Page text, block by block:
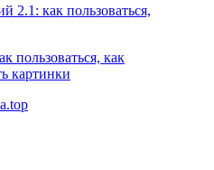
пользоваться, как
картинки